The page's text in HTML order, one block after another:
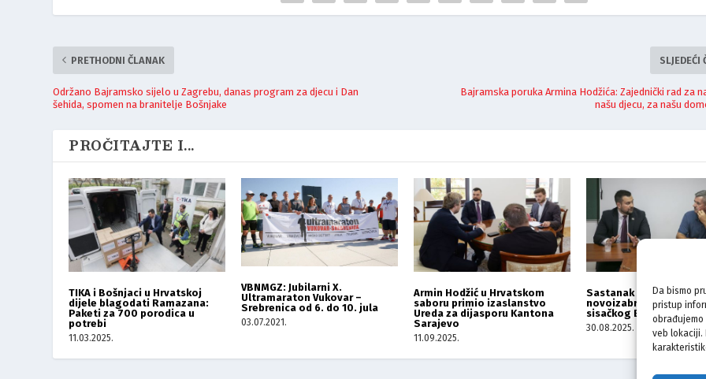
Da bismo
pristup
veb lokaciji.
PRETHODNI ČLANAK
Održano Bajramsko sijelo u Zagrebu, danas program za djecu i Dan
šehida, spomen na branitelje Bošnjake
SLJEDEĆI
Bajramska poruka Armina Hodžića: Zajednički rad za
našu djecu, za našu
PROČITAJTE I...
TIKA i Bošnjaci u Hrvatskoj
dijele blagodati Ramazana:
Paketi za 700 porodica u
potrebi
11.03.2025.
VBNMGZ: Jubilarni X.
Ultramaraton Vukovar –
Srebrenica od 6. do 10. jula
03.07.2021.
Armin Hodžić u Hrvatskom
saboru primio izaslanstvo
Ureda za dijasporu Kantona
Sarajevo
11.09.2025.
Sastanak Armina
novoizabranog
sisačkog BNZ-a
30.08.2025.